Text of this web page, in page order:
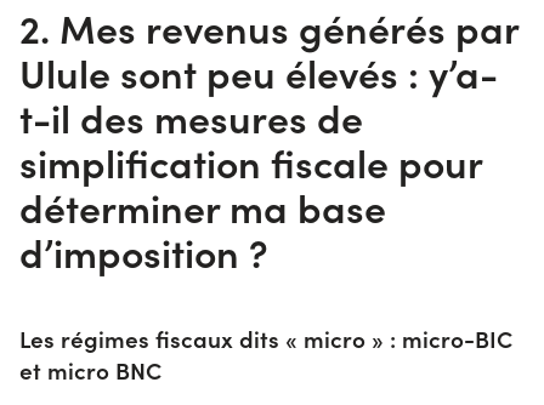
2. Mes revenus générés par
Ulule sont peu élevés : y’a-
t-il des mesures de
simplification fiscale pour
déterminer ma base
d’imposition ?
Les régimes fiscaux dits « micro » : micro-BIC
et micro BNC